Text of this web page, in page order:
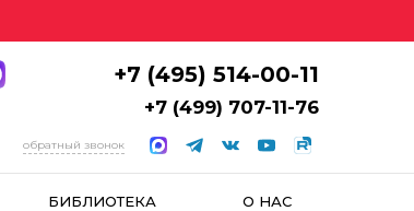
+7 (495) 514-00-11
+7 (499) 707-11-76
обратный звонок
БИБЛИОТЕКА О НАС